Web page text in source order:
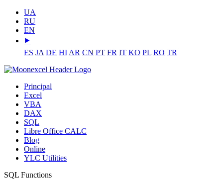
UA
RU
EN
⯈
ES JA DE HI AR CN PT FR IT KO PL RO TR
Principal
Excel
VBA
DAX
SQL
Libre Office CALC
Blog
Online
YLC Utilities
SQL Functions